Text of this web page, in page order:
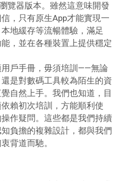
覽器版本。雖然這意味開發
，只有原生App才能實現一
地緩存等流暢體驗，滿足
，並在各種裝置上提供穩定
戶手冊，毋須培訓——無論
是對數碼工具較為陌生的資
自然上手。我們也知道，目
賴初次培訓，方能順利使
作疑問。這些都是我們持續
負擔的複雜設計，都與我們
背道而馳。